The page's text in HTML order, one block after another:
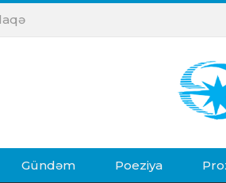
Gündəm Poeziya